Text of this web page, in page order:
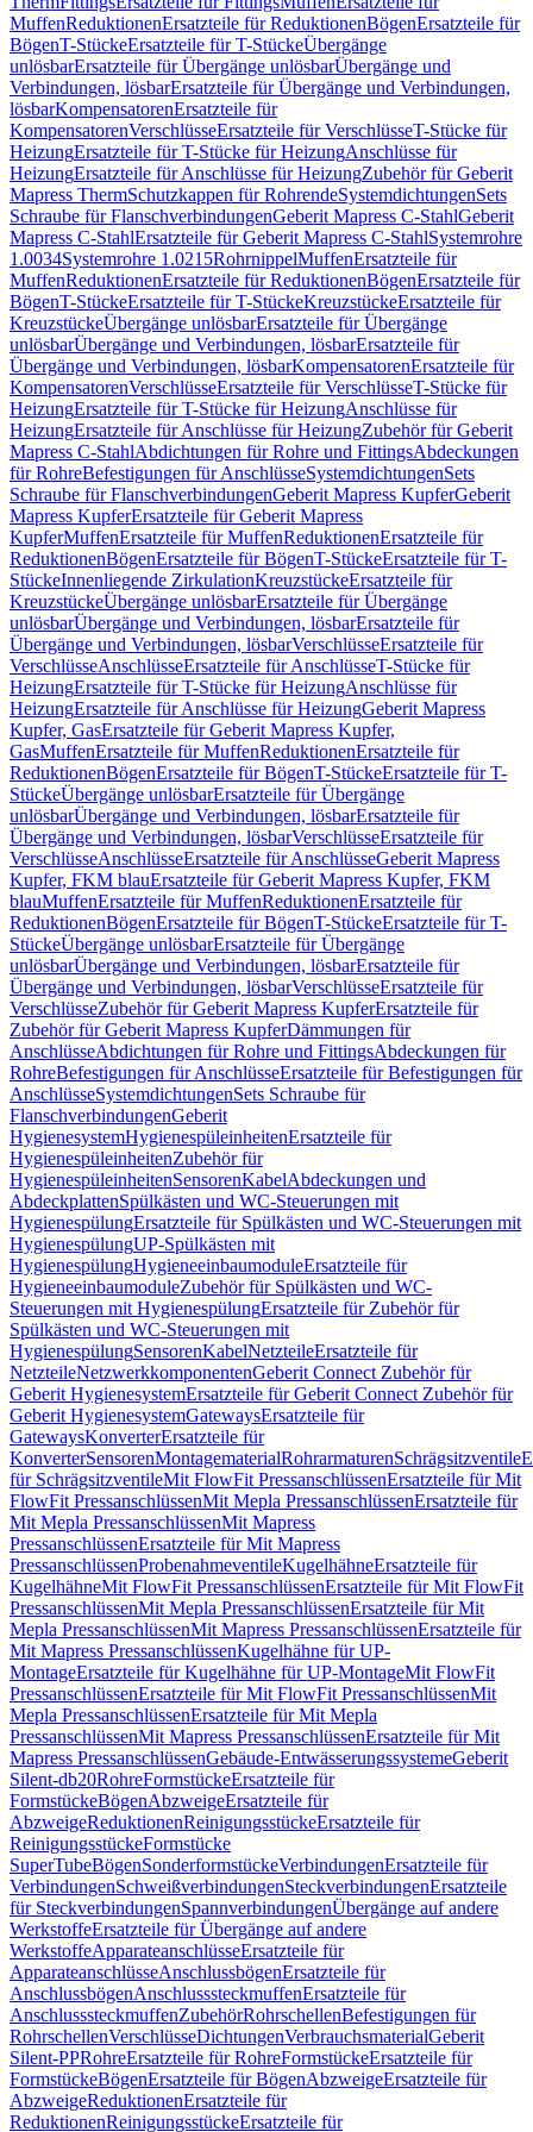
MuffenReduktionenErsatzteile für ReduktionenBögenErsatzteile für
BögenT-StückeErsatzteile für T-StückeÜbergänge
unlösbarErsatzteile für Übergänge unlösbarÜbergänge und
Verbindungen, lösbarErsatzteile für Übergänge und Verbindungen,
lösbarKompensatorenErsatzteile für
KompensatorenVerschlüsseErsatzteile für VerschlüsseT-Stücke für
HeizungErsatzteile für T-Stücke für HeizungAnschlüsse für
HeizungErsatzteile für Anschlüsse für HeizungZubehör für Geberit
Mapress ThermSchutzkappen für RohrendeSystemdichtungenSets
Schraube für FlanschverbindungenGeberit Mapress C-StahlGeberit
Mapress C-StahlErsatzteile für Geberit Mapress C-StahlSystemrohre
1.0034Systemrohre 1.0215RohrnippelMuffenErsatzteile für
MuffenReduktionenErsatzteile für ReduktionenBögenErsatzteile für
BögenT-StückeErsatzteile für T-StückeKreuzstückeErsatzteile für
KreuzstückeÜbergänge unlösbarErsatzteile für Übergänge
unlösbarÜbergänge und Verbindungen, lösbarErsatzteile für
Übergänge und Verbindungen, lösbarKompensatorenErsatzteile für
KompensatorenVerschlüsseErsatzteile für VerschlüsseT-Stücke für
HeizungErsatzteile für T-Stücke für HeizungAnschlüsse für
HeizungErsatzteile für Anschlüsse für HeizungZubehör für Geberit
Mapress C-StahlAbdichtungen für Rohre und FittingsAbdeckungen
für RohreBefestigungen für AnschlüsseSystemdichtungenSets
Schraube für FlanschverbindungenGeberit Mapress KupferGeberit
Mapress KupferErsatzteile für Geberit Mapress
KupferMuffenErsatzteile für MuffenReduktionenErsatzteile für
ReduktionenBögenErsatzteile für BögenT-StückeErsatzteile für T-
StückeInnenliegende ZirkulationKreuzstückeErsatzteile für
KreuzstückeÜbergänge unlösbarErsatzteile für Übergänge
unlösbarÜbergänge und Verbindungen, lösbarErsatzteile für
Übergänge und Verbindungen, lösbarVerschlüsseErsatzteile für
VerschlüsseAnschlüsseErsatzteile für AnschlüsseT-Stücke für
HeizungErsatzteile für T-Stücke für HeizungAnschlüsse für
HeizungErsatzteile für Anschlüsse für HeizungGeberit Mapress
Kupfer, GasErsatzteile für Geberit Mapress Kupfer,
GasMuffenErsatzteile für MuffenReduktionenErsatzteile für
ReduktionenBögenErsatzteile für BögenT-StückeErsatzteile für T-
StückeÜbergänge unlösbarErsatzteile für Übergänge
unlösbarÜbergänge und Verbindungen, lösbarErsatzteile für
Übergänge und Verbindungen, lösbarVerschlüsseErsatzteile für
VerschlüsseAnschlüsseErsatzteile für AnschlüsseGeberit Mapress
Kupfer, FKM blauErsatzteile für Geberit Mapress Kupfer, FKM
blauMuffenErsatzteile für MuffenReduktionenErsatzteile für
ReduktionenBögenErsatzteile für BögenT-StückeErsatzteile für T-
StückeÜbergänge unlösbarErsatzteile für Übergänge
unlösbarÜbergänge und Verbindungen, lösbarErsatzteile für
Übergänge und Verbindungen, lösbarVerschlüsseErsatzteile für
VerschlüsseZubehör für Geberit Mapress KupferErsatzteile für
Zubehör für Geberit Mapress KupferDämmungen für
AnschlüsseAbdichtungen für Rohre und FittingsAbdeckungen für
RohreBefestigungen für AnschlüsseErsatzteile für Befestigungen für
AnschlüsseSystemdichtungenSets Schraube für
FlanschverbindungenGeberit
HygienesystemHygienespüleinheitenErsatzteile für
HygienespüleinheitenZubehör für
HygienespüleinheitenSensorenKabelAbdeckungen und
AbdeckplattenSpülkästen und WC-Steuerungen mit
HygienespülungErsatzteile für Spülkästen und WC-Steuerungen mit
HygienespülungUP-Spülkästen mit
HygienespülungHygieneeinbaumoduleErsatzteile für
HygieneeinbaumoduleZubehör für Spülkästen und WC-
Steuerungen mit HygienespülungErsatzteile für Zubehör für
Spülkästen und WC-Steuerungen mit
HygienespülungSensorenKabelNetzteileErsatzteile für
NetzteileNetzwerkkomponentenGeberit Connect Zubehör für
Geberit HygienesystemErsatzteile für Geberit Connect Zubehör für
Geberit HygienesystemGatewaysErsatzteile für
GatewaysKonverterErsatzteile für
KonverterSensorenMontagematerialRohrarmaturenSchrägsitzventile
für SchrägsitzventileMit FlowFit PressanschlüssenErsatzteile für Mit
FlowFit PressanschlüssenMit Mepla PressanschlüssenErsatzteile für
Mit Mepla PressanschlüssenMit Mapress
PressanschlüssenErsatzteile für Mit Mapress
PressanschlüssenProbenahmeventileKugelhähneErsatzteile für
KugelhähneMit FlowFit PressanschlüssenErsatzteile für Mit FlowFit
PressanschlüssenMit Mepla PressanschlüssenErsatzteile für Mit
Mepla PressanschlüssenMit Mapress PressanschlüssenErsatzteile für
Mit Mapress PressanschlüssenKugelhähne für UP-
MontageErsatzteile für Kugelhähne für UP-MontageMit FlowFit
PressanschlüssenErsatzteile für Mit FlowFit PressanschlüssenMit
Mepla PressanschlüssenErsatzteile für Mit Mepla
PressanschlüssenMit Mapress PressanschlüssenErsatzteile für Mit
Mapress PressanschlüssenGebäude-EntwässerungssystemeGeberit
Silent-db20RohreFormstückeErsatzteile für
FormstückeBögenAbzweigeErsatzteile für
AbzweigeReduktionenReinigungsstückeErsatzteile für
ReinigungsstückeFormstücke
SuperTubeBögenSonderformstückeVerbindungenErsatzteile für
VerbindungenSchweißverbindungenSteckverbindungenErsatzteile
für SteckverbindungenSpannverbindungenÜbergänge auf andere
WerkstoffeErsatzteile für Übergänge auf andere
WerkstoffeApparateanschlüsseErsatzteile für
ApparateanschlüsseAnschlussbögenErsatzteile für
AnschlussbögenAnschlusssteckmuffenErsatzteile für
AnschlusssteckmuffenZubehörRohrschellenBefestigungen für
RohrschellenVerschlüsseDichtungenVerbrauchsmaterialGeberit
Silent-PPRohreErsatzteile für RohreFormstückeErsatzteile für
FormstückeBögenErsatzteile für BögenAbzweigeErsatzteile für
AbzweigeReduktionenErsatzteile für
ReduktionenReinigungsstückeErsatzteile für